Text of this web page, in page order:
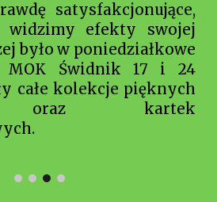
satysfakcjonujące,
widzimy efekty swojej
było w poniedziałkowe
MOK Świdnik 17 i 24
całe kolekcje pięknych
oraz kartek